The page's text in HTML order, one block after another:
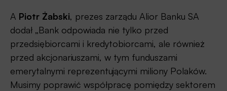
A Piotr Żabski, prezes zarządu Alior Banku SA
dodał „Bank odpowiada nie tylko przed
przedsiębiorcami i kredytobiorcami, ale również
przed akcjonariuszami, w tym funduszami
emerytalnymi reprezentującymi miliony Polaków.
Musimy poprawić współpracę pomiędzy sektorem